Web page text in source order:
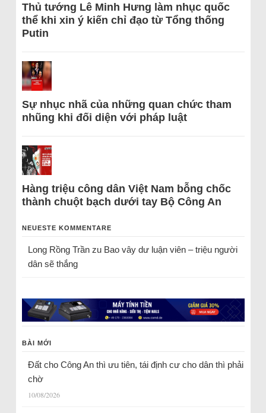
Thủ tướng Lê Minh Hưng làm nhục quốc
thể khi xin ý kiến chỉ đạo từ Tổng thống
Putin
Sự nhục nhã của những quan chức tham
nhũng khi đối diện với pháp luật
Hàng triệu công dân Việt Nam bỗng chốc
thành chuột bạch dưới tay Bộ Công An
NEUESTE KOMMENTARE
Long Rồng Trầnzu Bao vây dư luận viên – triệu người
dân sẽ thắng
BÀI MỚI
Đất cho Công An thì ưu tiên, tái định cư cho dân thì phải
chờ
10/08/2026